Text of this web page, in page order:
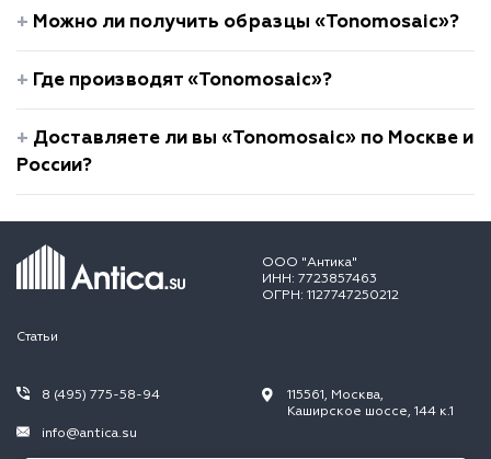
Можно ли получить образцы «Tonomosaic»?
Где производят «Tonomosaic»?
Доставляете ли вы «Tonomosaic» по Москве и
России?
ООО "Антика"
ИНН: 7723857463
ОГРН: 1127747250212
Статьи
8 (495) 775-58-94
info@antica.su
115561, Москва,
Каширское шоссе, 144 к.1